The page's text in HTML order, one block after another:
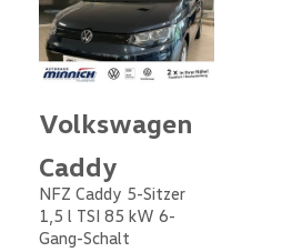
Volkswagen
Caddy
NFZ Caddy 5-Sitzer
1,5 l TSI 85 kW 6-
Gang-Schalt